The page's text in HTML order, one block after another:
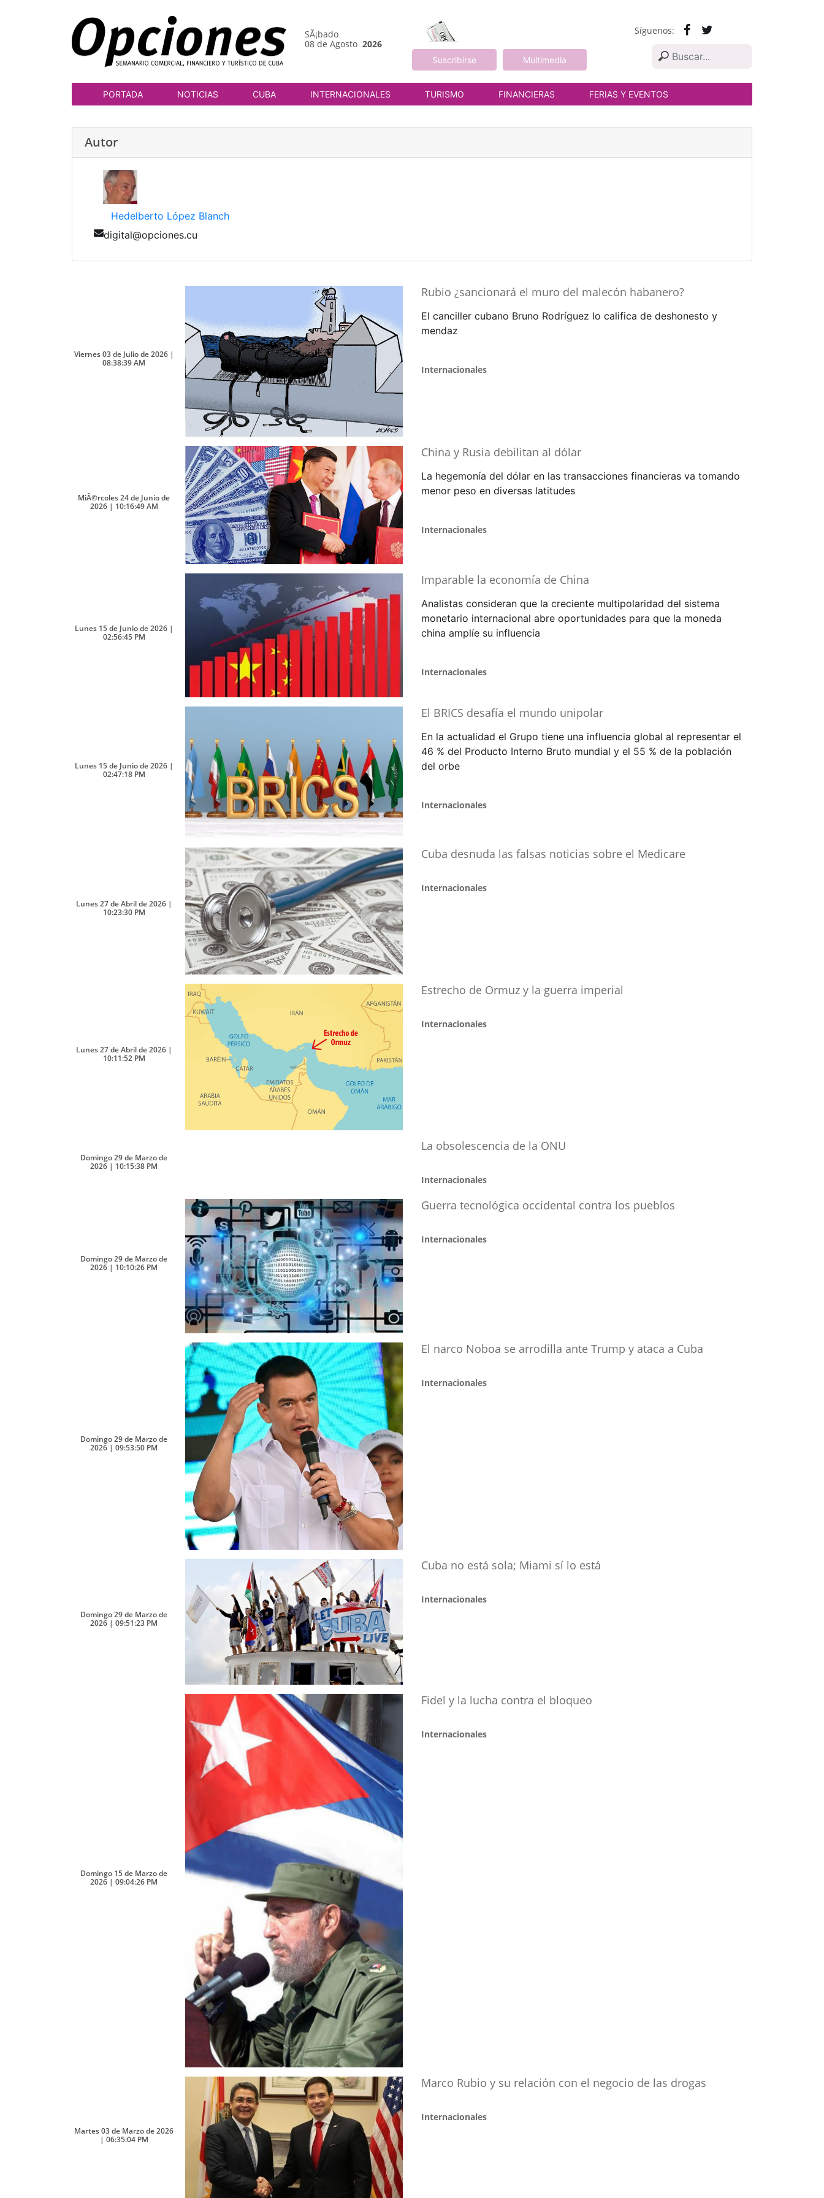
SÃ¡bado
08 de Agosto 2026
Suscribirse Multimedia
Síguenos:
PORTADA NOTICIAS CUBA INTERNACIONALES TURISMO FINANCIERAS FERIAS Y EVENTOS
Autor
Hedelberto López Blanch
digital@opciones.cu
Viernes 03 de Julio de 2026 |
08:38:39 AM
Rubio ¿sancionará el muro del malecón habanero?
El canciller cubano Bruno Rodríguez lo califica de deshonesto y
mendaz
Internacionales
MiÃ©rcoles 24 de Junio de
2026 | 10:16:49 AM
China y Rusia debilitan al dólar
La hegemonía del dólar en las transacciones financieras va tomando
menor peso en diversas latitudes
Internacionales
Lunes 15 de Junio de 2026 |
02:56:45 PM
Imparable la economía de China
Analistas consideran que la creciente multipolaridad del sistema
monetario internacional abre oportunidades para que la moneda
china amplíe su influencia
Internacionales
Lunes 15 de Junio de 2026 |
02:47:18 PM
El BRICS desafía el mundo unipolar
En la actualidad el Grupo tiene una influencia global al representar el
46 % del Producto Interno Bruto mundial y el 55 % de la población
del orbe
Internacionales
Lunes 27 de Abril de 2026 |
10:23:30 PM
Cuba desnuda las falsas noticias sobre el Medicare
Internacionales
Lunes 27 de Abril de 2026 |
10:11:52 PM
Estrecho de Ormuz y la guerra imperial
Internacionales
Domingo 29 de Marzo de
2026 | 10:15:38 PM
La obsolescencia de la ONU
Internacionales
Domingo 29 de Marzo de
2026 | 10:10:26 PM
Guerra tecnológica occidental contra los pueblos
Internacionales
Domingo 29 de Marzo de
2026 | 09:53:50 PM
El narco Noboa se arrodilla ante Trump y ataca a Cuba
Internacionales
Domingo 29 de Marzo de
2026 | 09:51:23 PM
Cuba no está sola; Miami sí lo está
Internacionales
Domingo 15 de Marzo de
2026 | 09:04:26 PM
Fidel y la lucha contra el bloqueo
Internacionales
Martes 03 de Marzo de 2026
| 06:35:04 PM
Marco Rubio y su relación con el negocio de las drogas
Internacionales